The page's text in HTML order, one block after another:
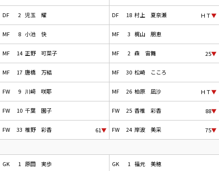
DF 2 児玉 耀
MF 8 小池 快
MF 14 正野 可菜子
MF 17 唐橋 万結
FW 9 川﨑 咲耶
FW 10 千葉 園子
FW 33 椎野 彩香 61▼
GK 1 原田 実歩
DF 18 村上 夏奈瀬 ＨＴ▼
MF 3 梶山 朋恵
MF 2 森 宙舞 25▼
MF 30 松崎 こころ
MF 26 柏原 凪沙 ＨＴ▼
FW 25 香椎 彩香 88▼
FW 24 岸波 美采 75▼
GK 1 福元 美穂